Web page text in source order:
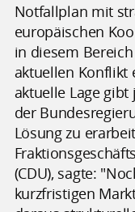
Notfallplan mit
europäischen
in diesem
aktuellen Konflikt
aktuelle Lage
der
Lösung zu
(CDU), sagte:
kurzfristigen